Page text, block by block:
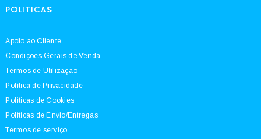
POLITICAS
Apoio ao Cliente
Condições Gerais de Venda
Termos de Utilização
Política de Privacidade
Políticas de Cookies
Políticas de Envio/Entregas
Termos de serviço